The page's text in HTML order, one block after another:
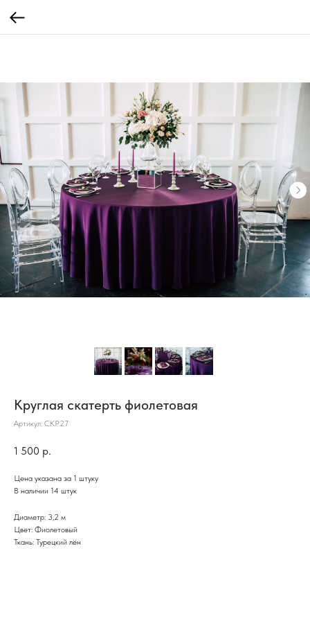
Круглая скатерть фиолетовая
Артикул: СКР27
1 500 р.
Цена указана за 1 штуку
В наличии 14 штук
Диаметр: 3,2 м
Цвет: Фиолетовый
Ткань: Турецкий лён